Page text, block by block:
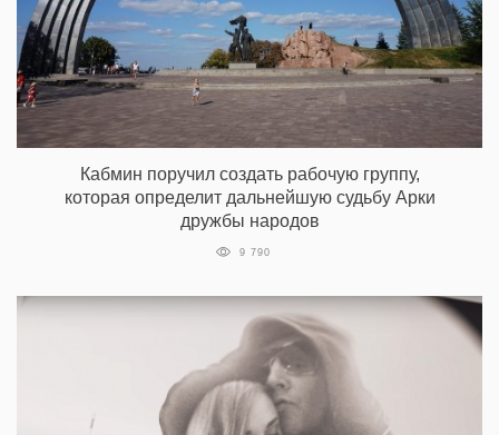
Кабмин поручил создать рабочую группу,
которая определит дальнейшую судьбу Арки
дружбы народов
9 790